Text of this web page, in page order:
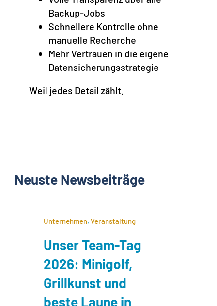
Backup-Jobs
Schnellere Kontrolle ohne
manuelle Recherche
Mehr Vertrauen in die eigene
Datensicherungsstrategie
Weil jedes Detail zählt.
Neuste Newsbeiträge
Unternehmen, Veranstaltung
Unser Team-Tag
2026: Minigolf,
Grillkunst und
beste Laune in